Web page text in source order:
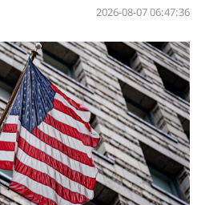
06:47:36 2026-08-07